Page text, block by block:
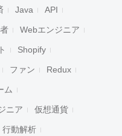
Java API
Webエンジニア
Shopify
ファン Redux
ム
ニア 仮想通貨
行動解析